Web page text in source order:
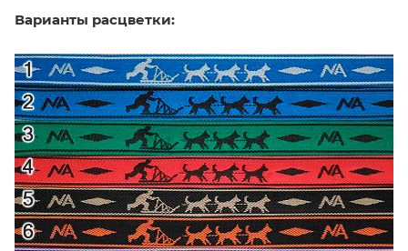
Варианты расцветки: